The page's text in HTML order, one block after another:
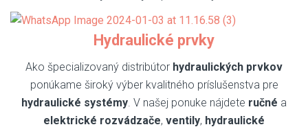
Hydraulické prvky
Ako špecializovaný distribútor hydraulických prvkov
ponúkame široký výber kvalitného príslušenstva pre
hydraulické systémy . V našej ponuke nájdete ručné a
elektrické rozvádzače, ventily, hydraulické